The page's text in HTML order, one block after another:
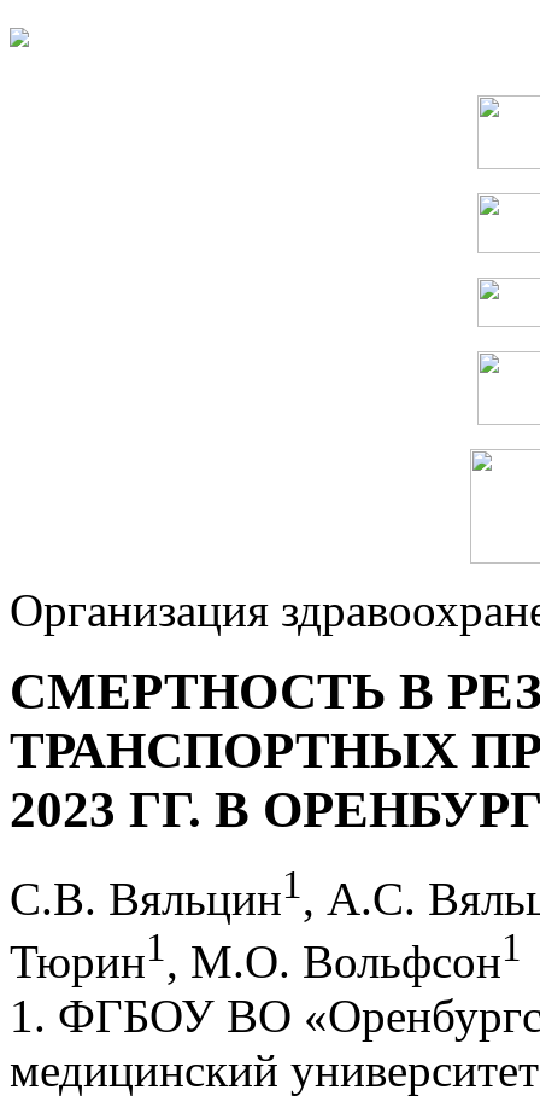
Организация
СМЕРТНОСТЬ В
ТРАНСПОРТНЫХ
2023 ГГ. В
С.В. Вяльцин1, А.С.
Тюрин1, М.О. Вольфсон1
1. ФГБОУ ВО
медицинский